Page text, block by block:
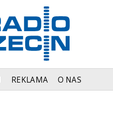
REKLAMA O NAS